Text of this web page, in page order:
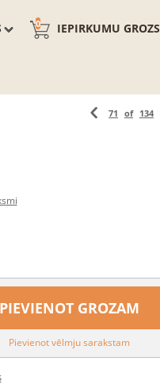
IEPIRKUMU GROZS
0
71 of 134
PIEVIENOT GROZAM
Pievienot vēlmju sarakstam